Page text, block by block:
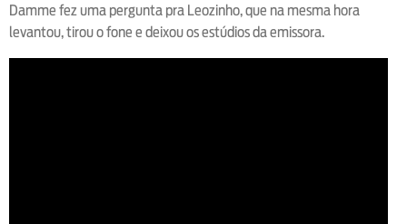
Damme fez uma pergunta pra Leozinho, que na mesma hora
levantou, tirou o fone e deixou os estúdios da emissora.